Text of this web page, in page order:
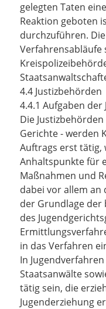
gelegten Taten
Reaktion geboten
durchzuführen.
Verfahrensabläufe
4.4 Justizbehörden
4.4.1 Aufgaben
Die
Gerichte - werden
Auftrags erst tätig,
Anhaltspunkte für
Maßnahmen und
dabei vor allem an
der Grundlage der
des
in das Verfahren
In
Staatsanwälte
tätig sein, die
Jugenderziehung